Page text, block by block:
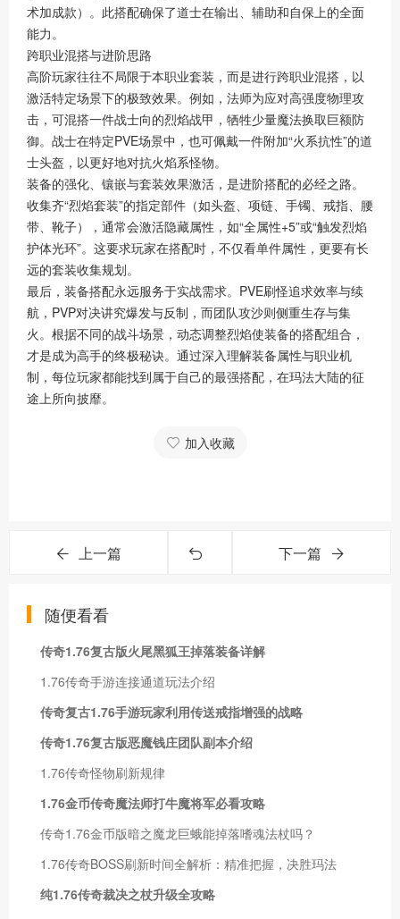
术加成款）。此搭配确保了道士在输出、辅助和自保上的全面
能力。
跨职业混搭与进阶思路
高阶玩家往往不局限于本职业套装，而是进行跨职业混搭，以
激活特定场景下的极致效果。例如，法师为应对高强度物理攻
击，可混搭一件战士向的烈焰战甲，牺牲少量魔法换取巨额防
御。战士在特定PVE场景中，也可佩戴一件附加“火系抗性”的道
士头盔，以更好地对抗火焰系怪物。
装备的强化、镶嵌与套装效果激活，是进阶搭配的必经之路。
收集齐“烈焰套装”的指定部件（如头盔、项链、手镯、戒指、腰
带、靴子），通常会激活隐藏属性，如“全属性+5”或“触发烈焰
护体光环”。这要求玩家在搭配时，不仅看单件属性，更要有长
远的套装收集规划。
最后，装备搭配永远服务于实战需求。PVE刷怪追求效率与续
航，PVP对决讲究爆发与反制，而团队攻沙则侧重生存与集
火。根据不同的战斗场景，动态调整烈焰使装备的搭配组合，
才是成为高手的终极秘诀。通过深入理解装备属性与职业机
制，每位玩家都能找到属于自己的最强搭配，在玛法大陆的征
途上所向披靡。
加入收藏
上一篇 下一篇
随便看看
传奇1.76复古版火尾黑狐王掉落装备详解
1.76传奇手游连接通道玩法介绍
传奇复古1.76手游玩家利用传送戒指增强的战略
传奇1.76复古版恶魔钱庄团队副本介绍
1.76传奇怪物刷新规律
1.76金币传奇魔法师打牛魔将军必看攻略
传奇1.76金币版暗之魔龙巨蛾能掉落嗜魂法杖吗？
1.76传奇BOSS刷新时间全解析：精准把握，决胜玛法
纯1.76传奇裁决之杖升级全攻略